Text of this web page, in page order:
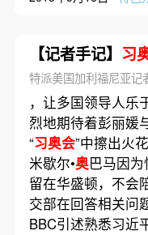
【记者手记】 习
特派美国加利福尼亚记
，让多国领导人乐
烈地期待着彭丽媛
“习奥会”中擦出火
米歇尔•奥巴马因
留在华盛顿，不会
交部在回答相关问
BBC引述熟悉习